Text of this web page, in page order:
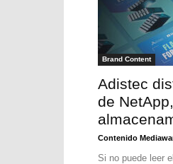
Brand Content
Adistec
de
Contenido
Si no puede leer